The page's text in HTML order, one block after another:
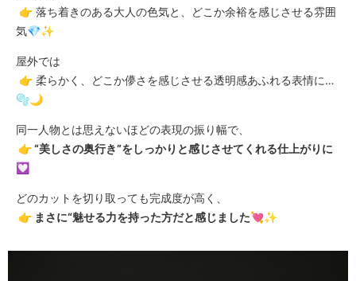
👉 落ち着きのある大人の色気と、どこか余裕を感じさせる雰囲
気💎✨
屋外では
👉 柔らかく、どこか儚さを感じさせる透明感あふれる表情に…
🫧🌙
同一人物とは思えないほどの表現の振り幅で、
👉 “美しさの奥行き”をしっかりと感じさせてくれる仕上がりに
💟
どのカットを切り取っても完成度が高く、
👉 まさに“魅せる力を持った方だと感じました💘✨